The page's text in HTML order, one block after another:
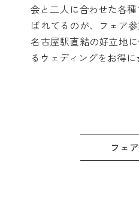
会と二人に合わせた各
ばれてるのが、フェア
名古屋駅直結の好立地
るウェディングをお得
フェ